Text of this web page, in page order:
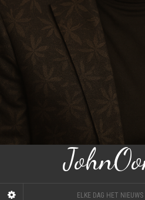
ELKE DAG HET